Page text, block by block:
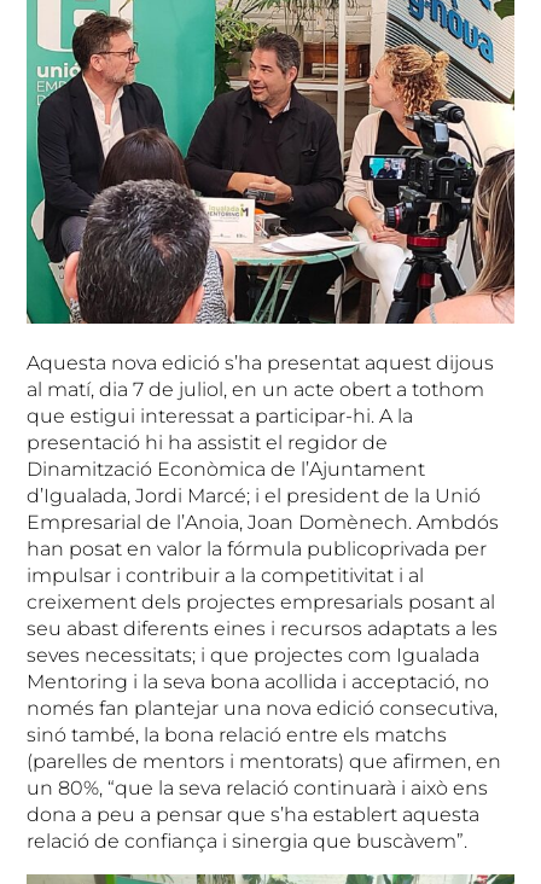
Aquesta nova edició s’ha presentat aquest dijous
al matí, dia 7 de juliol, en un acte obert a tothom
que estigui interessat a participar-hi. A la
presentació hi ha assistit el regidor de
Dinamització Econòmica de l’Ajuntament
d’Igualada, Jordi Marcé; i el president de la Unió
Empresarial de l’Anoia, Joan Domènech. Ambdós
han posat en valor la fórmula publicoprivada per
impulsar i contribuir a la competitivitat i al
creixement dels projectes empresarials posant al
seu abast diferents eines i recursos adaptats a les
seves necessitats; i que projectes com Igualada
Mentoring i la seva bona acollida i acceptació, no
només fan plantejar una nova edició consecutiva,
sinó també, la bona relació entre els matchs
(parelles de mentors i mentorats) que afirmen, en
un 80%, “que la seva relació continuarà i això ens
dona a peu a pensar que s’ha establert aquesta
relació de confiança i sinergia que buscàvem”.